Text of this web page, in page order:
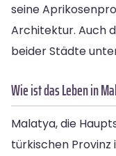
seine
Architektur. Auch
beider Städte
Wie ist das Leben in
Malatya, die
türkischen Provinz